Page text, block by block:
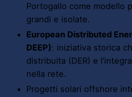
Portogallo come modello
grandi e isolate.
European Distributed
DEEP): iniziativa storica
distribuita (DER) e
nella rete.
Progetti solari offshore